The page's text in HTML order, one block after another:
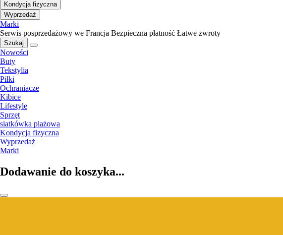
Kondycja fizyczna
Wyprzedaż
Marki
Serwis posprzedażowy we Francja Bezpieczna płatność Łatwe zwroty
Szukaj
Nowości
Buty
Tekstylia
Piłki
Ochraniacze
Kibice
Lifestyle
Sprzęt
siatkówka plażowa
Kondycja fizyczna
Wyprzedaż
Marki
Dodawanie do koszyka...